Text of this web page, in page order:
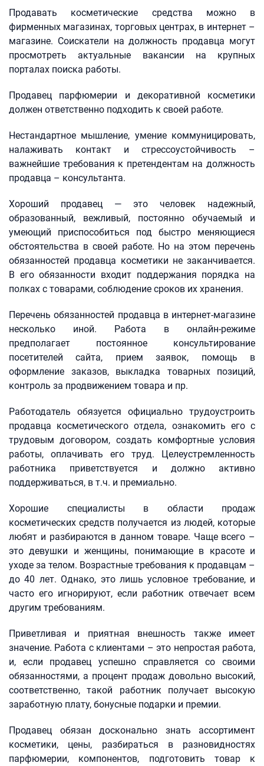
Продавать косметические средства можно в
фирменных магазинах, торговых центрах, в интернет –
магазине. Соискатели на должность продавца могут
просмотреть актуальные вакансии на крупных
порталах поиска работы.
Продавец парфюмерии и декоративной косметики
должен ответственно подходить к своей работе.
Нестандартное мышление, умение коммуницировать,
налаживать контакт и стрессоустойчивость –
важнейшие требования к претендентам на должность
продавца – консультанта.
Хороший продавец — это человек надежный,
образованный, вежливый, постоянно обучаемый и
умеющий приспособиться под быстро меняющиеся
обстоятельства в своей работе. Но на этом перечень
обязанностей продавца косметики не заканчивается.
В его обязанности входит поддержания порядка на
полках с товарами, соблюдение сроков их хранения.
Перечень обязанностей продавца в интернет-магазине
несколько иной. Работа в онлайн-режиме
предполагает постоянное консультирование
посетителей сайта, прием заявок, помощь в
оформление заказов, выкладка товарных позиций,
контроль за продвижением товара и пр.
Работодатель обязуется официально трудоустроить
продавца косметического отдела, ознакомить его с
трудовым договором, создать комфортные условия
работы, оплачивать его труд. Целеустремленность
работника приветствуется и должно активно
поддерживаться, в т.ч. и премиально.
Хорошие специалисты в области продаж
косметических средств получается из людей, которые
любят и разбираются в данном товаре. Чаще всего –
это девушки и женщины, понимающие в красоте и
уходе за телом. Возрастные требования к продавцам –
до 40 лет. Однако, это лишь условное требование, и
часто его игнорируют, если работник отвечает всем
другим требованиям.
Приветливая и приятная внешность также имеет
значение. Работа с клиентами – это непростая работа,
и, если продавец успешно справляется со своими
обязанностями, а процент продаж довольно высокий,
соответственно, такой работник получает высокую
заработную плату, бонусные подарки и премии.
Продавец обязан досконально знать ассортимент
косметики, цены, разбираться в разновидностях
парфюмерии, компонентов, подготовить товар к